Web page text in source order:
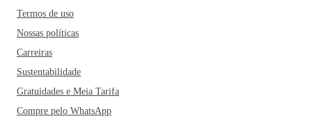
Termos de uso
Nossas políticas
Carreiras
Sustentabilidade
Gratuidades e Meia Tarifa
Compre pelo WhatsApp